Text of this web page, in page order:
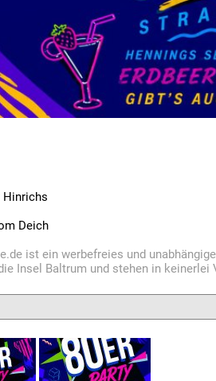
Hinrichs
Deich
ist ein werbefreies und
Insel Baltrum und stehen in keinerlei